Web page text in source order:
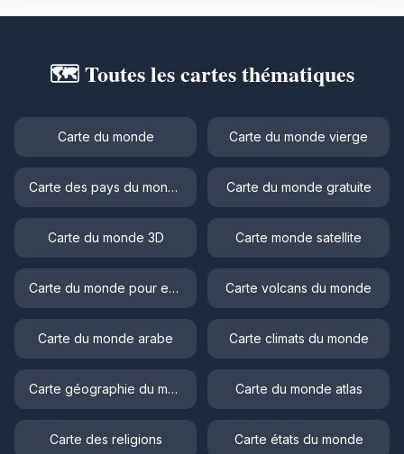
🗺️ Toutes les cartes thématiques
Carte du monde Carte du monde vierge
Carte des pays du monde Carte du monde gratuite
Carte du monde 3D Carte monde satellite
Carte du monde pour enfant Carte volcans du monde
Carte du monde arabe Carte climats du monde
Carte géographie du monde Carte du monde atlas
Carte des religions Carte états du monde